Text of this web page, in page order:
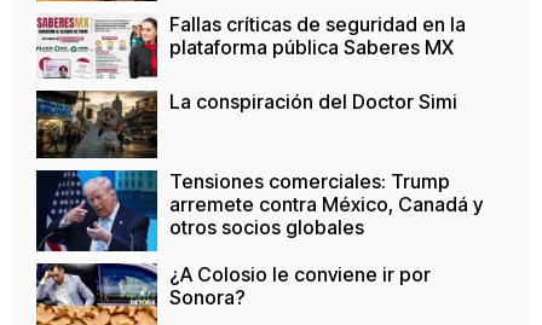
Fallas críticas de seguridad en la
plataforma pública Saberes MX
La conspiración del Doctor Simi
Tensiones comerciales: Trump
arremete contra México, Canadá y
otros socios globales
¿A Colosio le conviene ir por
Sonora?